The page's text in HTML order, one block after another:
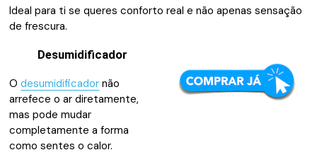
Ideal para ti se queres conforto real e não apenas sensação
de frescura.
Desumidificador
Odesumidificador não
arrefece o ar diretamente,
mas pode mudar
completamente a forma
como sentes o calor.